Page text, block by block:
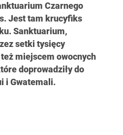
Czarnego
Jest tam krucyfiks
Sanktuarium,
setki tysięcy
miejscem owocnych
doprowadziły do
i Gwatemali.